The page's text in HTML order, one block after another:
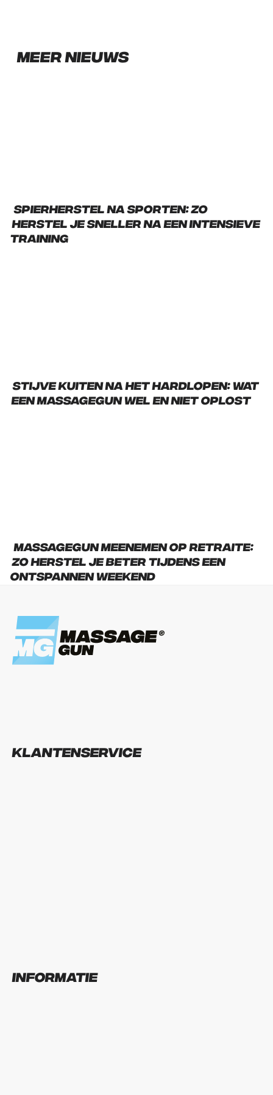
Meer nieuws
Spierherstel na sporten: zo
herstel je sneller na een intensieve
training
Stijve kuiten na het hardlopen: wat
een massagegun wel en niet oplost
Massagegun meenemen op retraite:
zo herstel je beter tijdens een
ontspannen weekend
Klantenservice
Informatie